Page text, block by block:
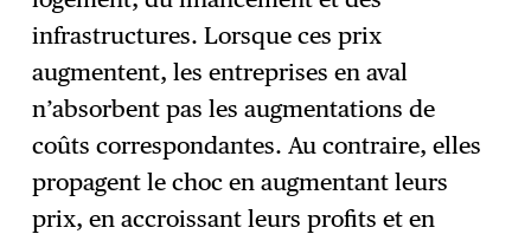
infrastructures. Lorsque ces prix
augmentent, les entreprises en aval
n’absorbent pas les augmentations de
coûts correspondantes. Au contraire, elles
propagent le choc en augmentant leurs
prix, en accroissant leurs profits et en